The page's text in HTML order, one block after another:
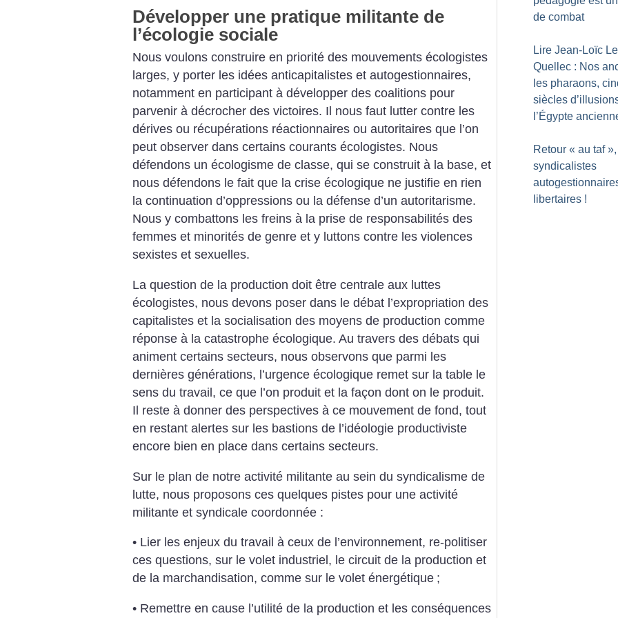
Développer une pratique militante de
l’écologie sociale
Nous voulons construire en priorité des mouvements écologistes
larges, y porter les idées anticapitalistes et autogestionnaires,
notamment en participant à développer des coalitions pour
parvenir à décrocher des victoires. Il nous faut lutter contre les
dérives ou récupérations réactionnaires ou autoritaires que l’on
peut observer dans certains courants écologistes. Nous
défendons un écologisme de classe, qui se construit à la base, et
nous défendons le fait que la crise écologique ne justifie en rien
la continuation d’oppressions ou la défense d’un autoritarisme.
Nous y combattons les freins à la prise de responsabilités des
femmes et minorités de genre et y luttons contre les violences
sexistes et sexuelles.
La question de la production doit être centrale aux luttes
écologistes, nous devons poser dans le débat l’expropriation des
capitalistes et la socialisation des moyens de production comme
réponse à la catastrophe écologique. Au travers des débats qui
animent certains secteurs, nous observons que parmi les
dernières générations, l’urgence écologique remet sur la table le
sens du travail, ce que l’on produit et la façon dont on le produit.
Il reste à donner des perspectives à ce mouvement de fond, tout
en restant alertes sur les bastions de l’idéologie productiviste
encore bien en place dans certains secteurs.
Sur le plan de notre activité militante au sein du syndicalisme de
lutte, nous proposons ces quelques pistes pour une activité
militante et syndicale coordonnée :
• Lier les enjeux du travail à ceux de l’environnement, re-politiser
ces questions, sur le volet industriel, le circuit de la production et
de la marchandisation, comme sur le volet énergétique ;
• Remettre en cause l’utilité de la production et les conséquences
de combat
Lire Jean-Loïc Le
Quellec : Nos
les pharaons,
siècles
l’Égypte
Retour « au taf
syndicalistes
libertaires !